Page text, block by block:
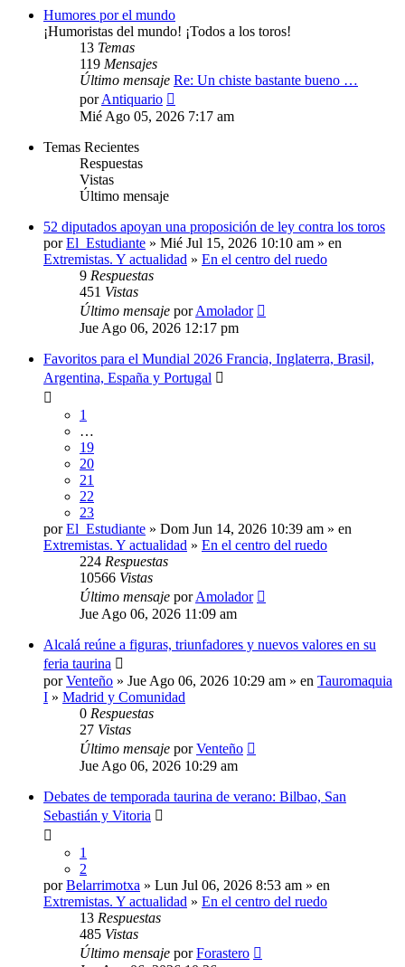
Humores por el mundo
¡Humoristas del mundo! ¡Todos a los toros!
13 Temas
119 Mensajes
Último mensaje Re: Un chiste bastante bueno …
porAntiquario
último
Mié Ago 05, 2026 7:17 am
Temas Recientes
Respuestas
Vistas
Último mensaje
52 diputados apoyan una proposición de ley contra los toros
porEl_Estudiante » Mié Jul 15, 2026 10:10 am » en
Extremistas. Y actualidad » En el centro del ruedo
9 Respuestas
451 Vistas
Último mensaje porAmolador
Jue Ago 06, 2026 12:17 pm
Favoritos para el Mundial 2026 Francia, Inglaterra, Brasil,
Argentina, España y Portugal
1
…
19
20
21
22
23
porEl_Estudiante » Dom Jun 14, 2026 10:39 am » en
Extremistas. Y actualidad » En el centro del ruedo
224 Respuestas
10566 Vistas
Último mensaje porAmolador
Jue Ago 06, 2026 11:09 am
Alcalá reúne a figuras, triunfadores y nuevos valores en su
feria taurina
porVenteño » Jue Ago 06, 2026 10:29 am » en Tauromaquia
I » Madrid y Comunidad
0 Respuestas
27 Vistas
Último mensaje porVenteño
Jue Ago 06, 2026 10:29 am
Debates de temporada taurina de verano: Bilbao, San
Sebastián y Vitoria
1
2
porBelarrimotxa » Lun Jul 06, 2026 8:53 am » en
Extremistas. Y actualidad » En el centro del ruedo
13 Respuestas
485 Vistas
Último mensaje porForastero